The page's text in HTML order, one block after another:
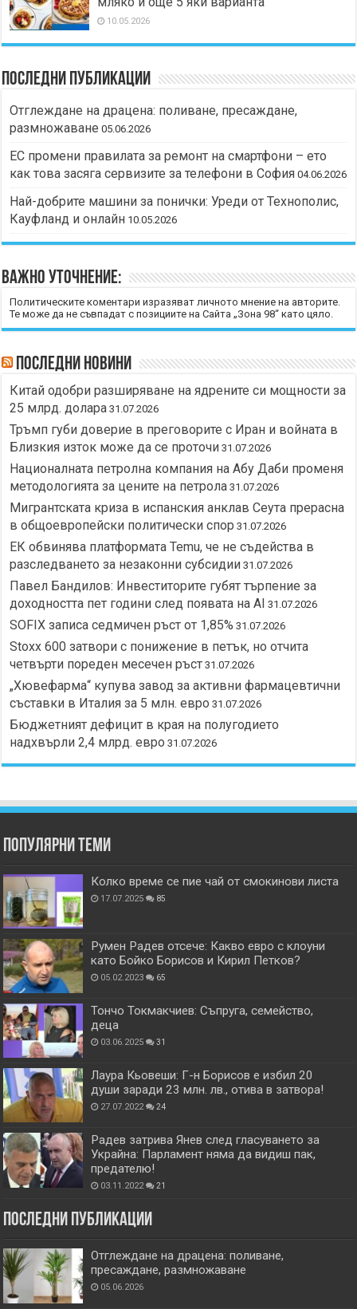
10.05.2026
Последни публикации
Отглеждане на драцена: поливане, пресаждане,
размножаване 05.06.2026
ЕС промени правилата за ремонт на смартфони – ето
как това засяга сервизите за телефони в София 04.06.2026
Най-добрите машини за понички: Уреди от Технополис,
Кауфланд и онлайн 10.05.2026
Важно уточнение:
Политическите коментари изразяват личното мнение на авторите.
Те може да не съвпадат с позициите на Сайта „Зона 98“ като цяло.
Последни новини
Китай одобри разширяване на ядрените си мощности за
25 млрд. долара 31.07.2026
Тръмп губи доверие в преговорите с Иран и войната в
Близкия изток може да се проточи 31.07.2026
Националната петролна компания на Абу Даби променя
методологията за цените на петрола 31.07.2026
Мигрантската криза в испанския анклав Сеута прерасна
в общоевропейски политически спор 31.07.2026
ЕК обвинява платформата Temu, че не съдейства в
разследването за незаконни субсидии 31.07.2026
Павел Бандилов: Инвеститорите губят търпение за
доходността пет години след появата на AI 31.07.2026
SOFIX записа седмичен ръст от 1,85% 31.07.2026
Stoxx 600 затвори с понижение в петък, но отчита
четвърти пореден месечен ръст 31.07.2026
„Хювефарма“ купува завод за активни фармацевтични
съставки в Италия за 5 млн. евро 31.07.2026
Бюджетният дефицит в края на полугодието
надхвърли 2,4 млрд. евро 31.07.2026
Популярни теми
Колко време се пие чай от смокинови листа
17.07.2025 85
Румен Радев отсече: Какво евро с клоуни
като Бойко Борисов и Кирил Петков?
05.02.2023 65
Тончо Токмакчиев: Съпруга, семейство,
деца
03.06.2025 31
Лаура Кьовеши: Г-н Борисов е избил 20
души заради 23 млн. лв., отива в затвора!
27.07.2022 24
Радев затрива Янев след гласуването за
Украйна: Парламент няма да видиш пак,
предателю!
03.11.2022 21
Последни публикации
Отглеждане на драцена: поливане,
пресаждане, размножаване
05.06.2026